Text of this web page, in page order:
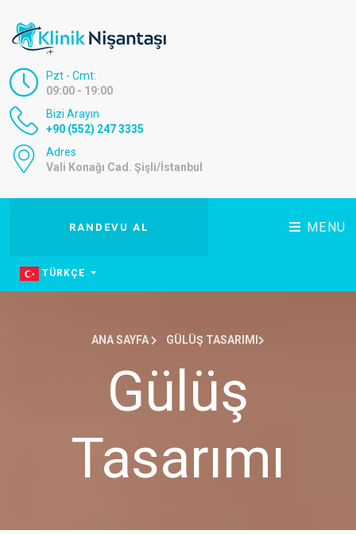
Pzt - Cmt:
09:00 - 19:00
Bizi Arayın
+90 (552) 247 3335
Adres
Vali Konağı Cad. Şişli/İstanbul
RANDEVU AL MENU
TÜRKÇE
ANA SAYFA GÜLÜŞ TASARIMI
Gülüş
Tasarımı